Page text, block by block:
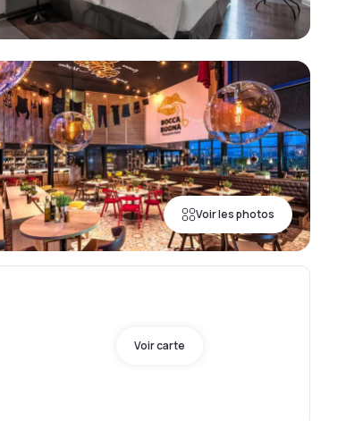
Voir les photos
Voir carte